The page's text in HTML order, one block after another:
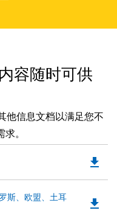
容随时可供
他信息文档以满足您不
。
file_download
斯、欧盟、土耳
file_download